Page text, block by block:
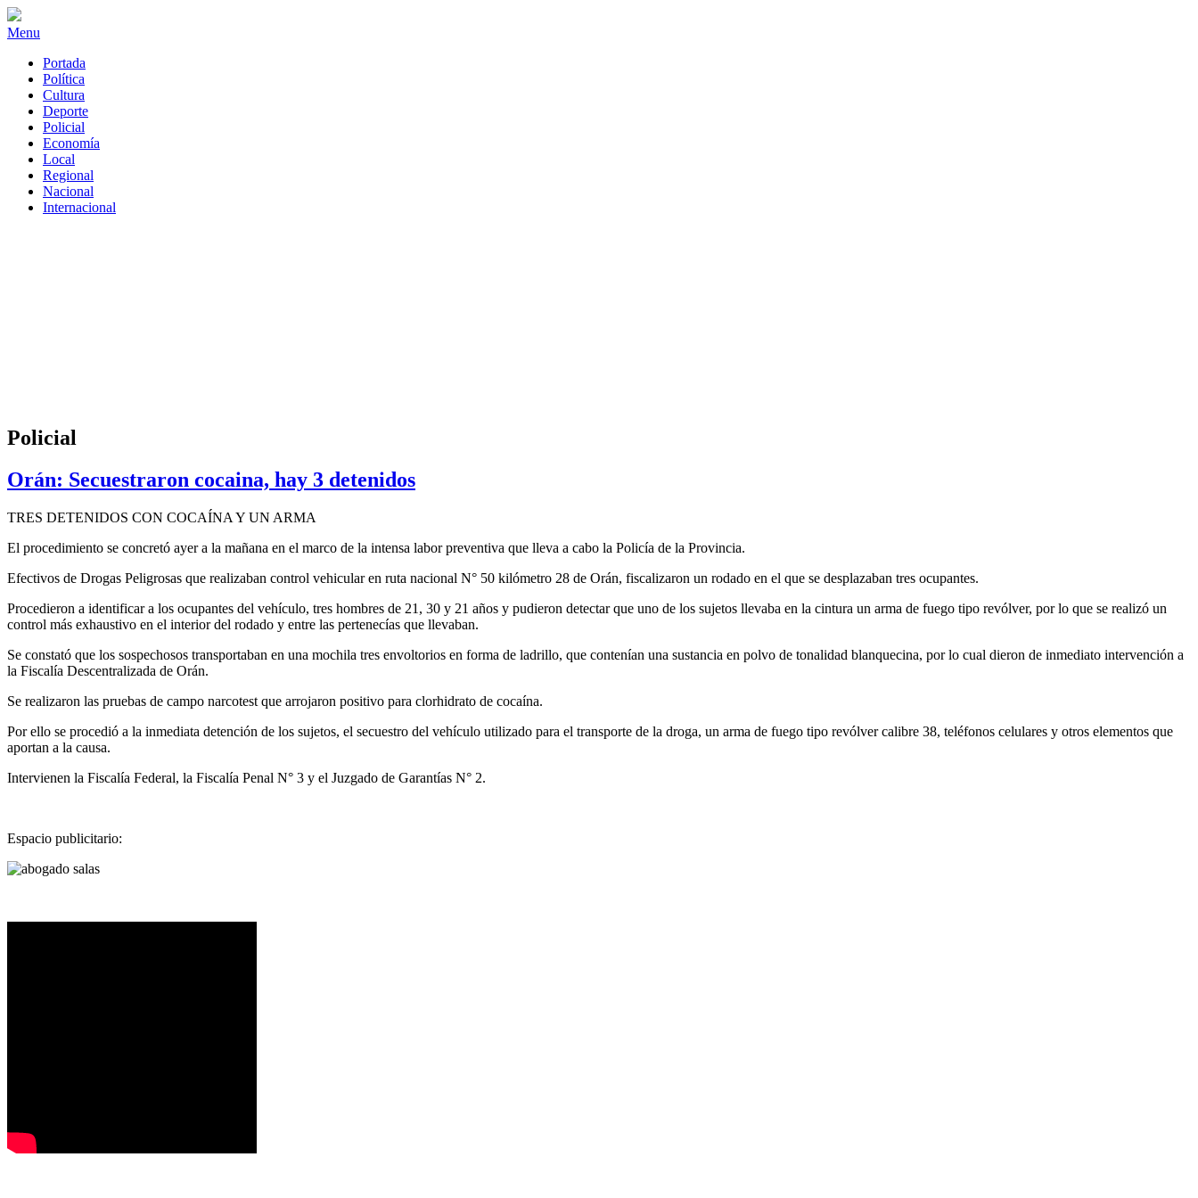
Menu
Portada
Política
Cultura
Deporte
Policial
Economía
Local
Regional
Nacional
Internacional
Policial
Orán: Secuestraron cocaina, hay 3 detenidos
TRES DETENIDOS CON COCAÍNA Y UN ARMA
El procedimiento se concretó ayer a la mañana en el marco de la intensa labor preventiva que lleva a cabo la Policía de la Provincia.
Efectivos de Drogas Peligrosas que realizaban control vehicular en ruta nacional N° 50 kilómetro 28 de Orán, fiscalizaron un rodado en el que se desplazaban tres ocupantes.
Procedieron a identificar a los ocupantes del vehículo, tres hombres de 21, 30 y 21 años y pudieron detectar que uno de los sujetos llevaba en la cintura un arma de fuego tipo revólver, por lo que se realizó un
control más exhaustivo en el interior del rodado y entre las pertenecías que llevaban.
Se constató que los sospechosos transportaban en una mochila tres envoltorios en forma de ladrillo, que contenían una sustancia en polvo de tonalidad blanquecina, por lo cual dieron de inmediato intervención a
la Fiscalía Descentralizada de Orán.
Se realizaron las pruebas de campo narcotest que arrojaron positivo para clorhidrato de cocaína.
Por ello se procedió a la inmediata detención de los sujetos, el secuestro del vehículo utilizado para el transporte de la droga, un arma de fuego tipo revólver calibre 38, teléfonos celulares y otros elementos que
aportan a la causa.
Intervienen la Fiscalía Federal, la Fiscalía Penal N° 3 y el Juzgado de Garantías N° 2.
Espacio publicitario: